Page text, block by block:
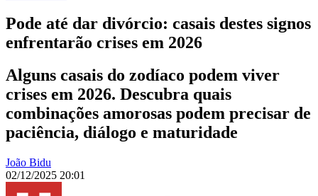
Pode até dar divórcio: casais destes signos
enfrentarão crises em 2026
Alguns casais do zodíaco podem viver
crises em 2026. Descubra quais
combinações amorosas podem precisar de
paciência, diálogo e maturidade
João Bidu
02/12/2025 20:01